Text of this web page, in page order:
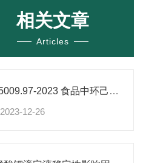
相关文章
Articles
GB5009.97-2023 食品中环己基氨基磺酸盐的测定标准
2023-12-26